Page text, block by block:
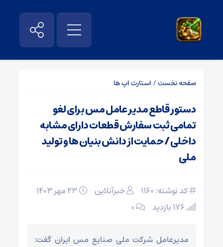
صفحه نخست/ استارت اپ ها
دستور قاطع مدیر عامل مس برای لغو
تمامی ثبت سفارش قطعات دارای مشابه
داخلی / حمایت از دانش بنیان ها و تولید
ملی
کد نوشته: 1160 خبرآنلاین
۰
مدیرعامل شرکت ملی صنایع مس ایران گفت: